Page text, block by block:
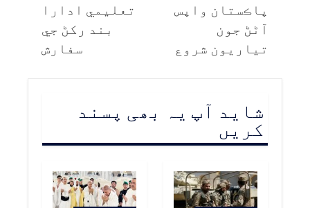
پاڪستان واپس
آڻڻ جون
تياريون شروع
تعليمي ادارا
بند رکڻ جي
سفارش
شاید آپ یہ بھی پسند
کریں